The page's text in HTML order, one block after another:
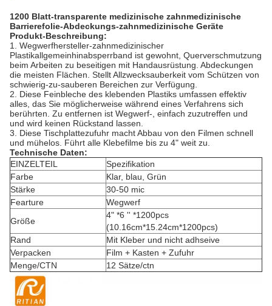
1200 Blatt-transparente medizinische zahnmedizinische
Barrierefolie-Abdeckungs-zahnmedizinische Geräte
Produkt-Beschreibung:
1. Wegwerfhersteller-zahnmedizinischer
Plastikallgemeinhinabsperrband ist gewohnt, Querverschmutzung
beim Arbeiten zu beseitigen mit Handausrüstung. Abdeckungen
die meisten Flächen. Stellt Allzwecksauberkeit vom Schützen von
schwierig-zu-sauberen Bereichen zur Verfügung.
2. Diese Feinbleche des klebenden Plastiks umfassen effektiv
alles, das Sie möglicherweise während eines Verfahrens sich
berührten. Zu entfernen ist Wegwerf-, einfach zuzutreffen und
und wird keinen Rückstand lassen.
3. Diese Tischplattezufuhr macht Abbau von den Filmen schnell
und mühelos. Führt alle Klebefilme bis zu 4" weit zu.
Technische Daten:
EINZELTEIL
Spezifikation
Farbe
Klar, blau, Grün
Stärke
30-50 mic
Fearture
Wegwerf
Größe
4" *6 '' *1200pcs
(10.16cm*15.24cm*1200pcs)
Rand
Mit Kleber und nicht adhseive
Verpacken
Film + Kasten + Zufuhr
Menge/CTN
12 Sätze/ctn